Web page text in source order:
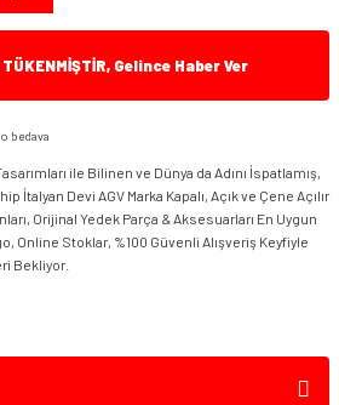
Gelince Haber Ver
bedava
ile Bilinen ve Dünya da Adını İspatlamış,
İtalyan Devi AGV Marka Kapalı, Açık ve Çene Açılır
Orijinal Yedek Parça & Aksesuarları En Uygun
Online Stoklar, %100 Güvenli Alışveriş Keyfiyle
Bekliyor.